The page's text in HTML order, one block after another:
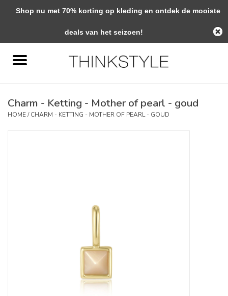
0 Artikelen - €0,00
Woondecoratie
Charm - Ketting - Mother of pearl - goud
HOME/CHARM - KETTING - MOTHER OF PEARL - GOUD
Shop nu met 70% korting op kleding en ontdek de mooiste
deals van het seizoen!